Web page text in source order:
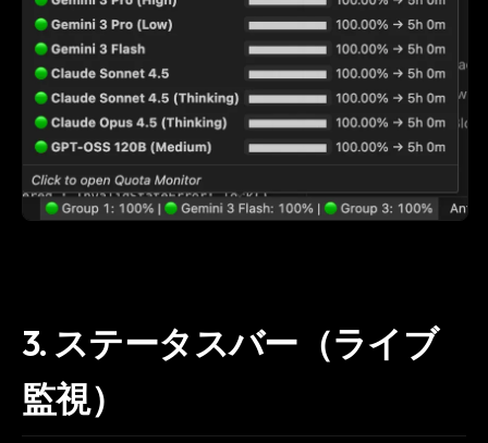
3. ステータスバー（ライブ
監視）
The weekly digest forAI builders
Curated MCP picks, agent skills, rules, and LLM
workflow updates — one email, no noise.
Email address
Get the weekly digest